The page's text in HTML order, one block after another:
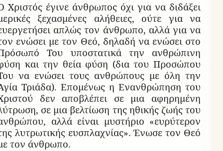
Χριστός έγινε άνθρωπος όχι για να διδάξει
ξεχασμένες αλήθειες, ούτε για να
απλώς τον άνθρωπο, αλλά για να
ενώσει με τον Θεό, δηλαδή να ενώσει στο
Του υποστατικά την ανθρώπινη
και την θεία φύση (δια του Προσώπου
να ενώσει τους ανθρώπους με όλη την
Τριάδα). Επομένως η Ενανθρώπηση του
δεν αποβλέπει σε μια αφηρημένη
σε μια βελτίωση της ηθικής ζωής του
αλλά είναι μυστήριο «ευρύτερον
λυτρωτικής ευσπλαχνίας». Ένωσε τον Θεό
τον άνθρωπο.